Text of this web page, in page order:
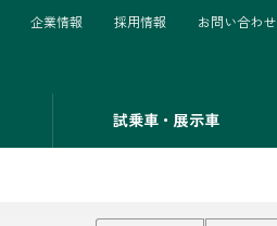
試乗車・展示車
企業情報 採用情報 お問い合わせ